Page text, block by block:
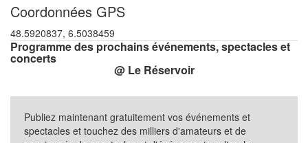
Coordonnées GPS
48.5920837, 6.5038459
Programme des prochains événements, spectacles et
concerts
@ Le Réservoir
Publiez maintenant gratuitement vos événements et
spectacles et touchez des milliers d'amateurs et de